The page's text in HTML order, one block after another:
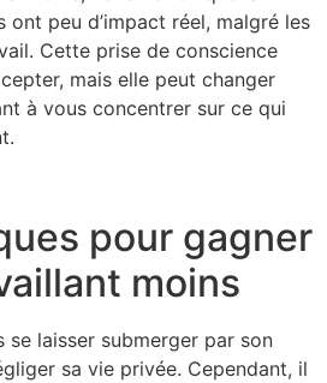
peu d’impact réel, malgré les
Cette prise de conscience
mais elle peut changer
à vous concentrer sur ce qui
pour gagner
moins
se laisser submerger par son
sa vie privée. Cependant, il